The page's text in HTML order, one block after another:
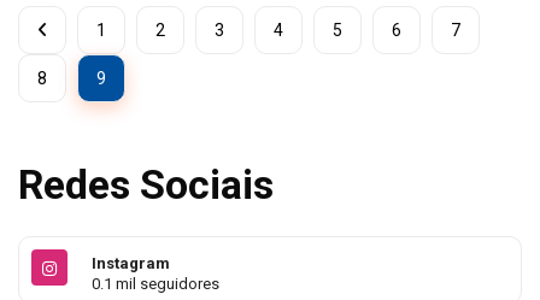
1 2 3 4 5 6 7
8 9
Redes Sociais
Instagram
0.1 mil seguidores